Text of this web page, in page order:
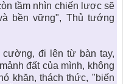
tầm nhìn chiến lược sẽ
bền vững", Thủ tướng
đi lên từ bàn tay,
đất của mình, không
khăn, thách thức, "biến